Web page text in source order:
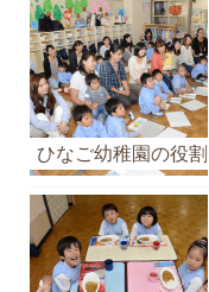
ひなご幼稚園の役割